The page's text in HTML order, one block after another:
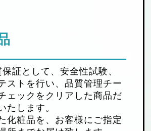
証として、安全性試験、
ストを行い、品質管理チー
ェックをクリアした商品だ
たします。
化粧品を、お客様にご指定